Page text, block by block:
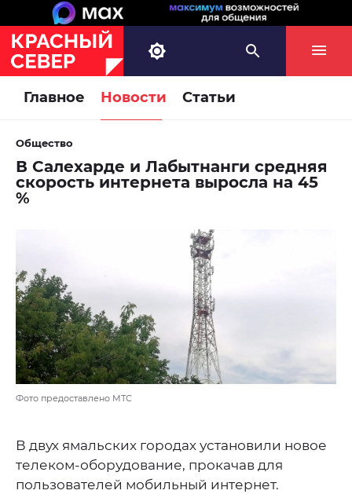
Главное Новости Статьи
Общество
В Салехарде и Лабытнанги средняя
скорость интернета выросла на 45
%
Фото предоставлено МТС
В двух ямальских городах установили новое
телеком-оборудование, прокачав для
пользователей мобильный интернет.